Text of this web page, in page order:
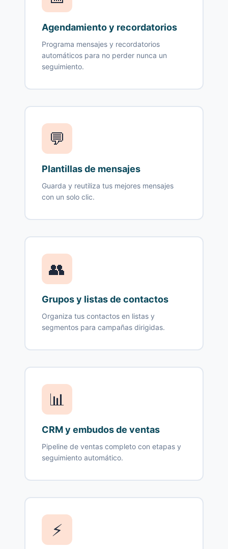
Agendamiento y recordatorios
Programa mensajes y recordatorios
automáticos para no perder nunca un
seguimiento.
💬
Plantillas de mensajes
Guarda y reutiliza tus mejores mensajes
con un solo clic.
👥
Grupos y listas de contactos
Organiza tus contactos en listas y
segmentos para campañas dirigidas.
📊
CRM y embudos de ventas
Pipeline de ventas completo con etapas y
seguimiento automático.
⚡